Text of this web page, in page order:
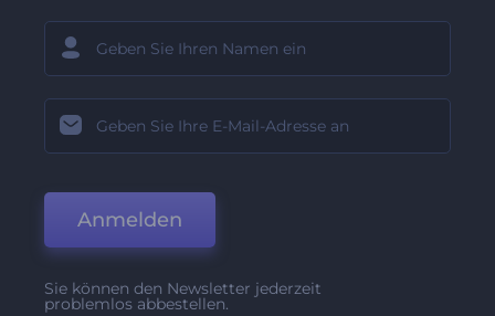
Anmelden
Sie können den Newsletter jederzeit
problemlos abbestellen.